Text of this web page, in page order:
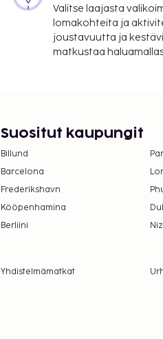
Valitse laajasta
lomakohteita ja
joustavuutta ja
matkustaa
Suositut kaupungit
Billund
Barcelona
Frederikshavn
Kööpenhamina
Berliini
Yhdistelmämatkat